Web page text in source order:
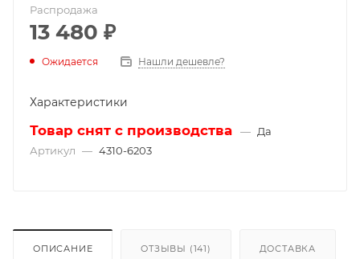
Распродажа
13 480 ₽
Ожидается Нашли дешевле?
Характеристики
Товар снят с производства — Да
Артикул — 4310-6203
ОПИСАНИЕ ОТЗЫВЫ (141) ДОСТАВКА